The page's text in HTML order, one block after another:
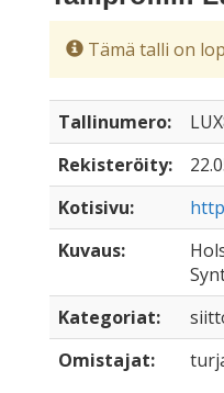
Tämä talli on
Tallinumero:
Rekisteröity:
Kotisivu:
Kuvaus:
Kategoriat:
Omistajat: